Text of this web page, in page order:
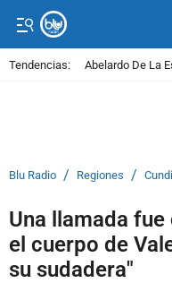
Tendencias: Abelardo De La
Blu Radio / Regiones /
Una llamada
el cuerpo de
su sudadera"